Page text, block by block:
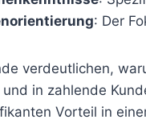
: Der
verdeutlichen,
und in zahlende
Vorteil in